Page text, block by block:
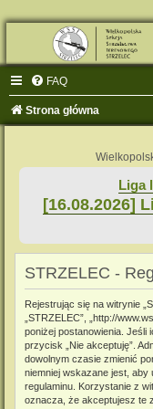
FAQ
Strona główna
Liga
[16.08.2026]
STRZELEC -
Rejestrując się na witrynie
„STRZELEC”, „http://
poniżej postanowienia. Jeśli
przycisk „Nie akceptuję”.
dowolnym czasie zmienić
niemniej wskazane jest, aby
regulaminu. Korzystanie z
oznacza, że akceptujesz te